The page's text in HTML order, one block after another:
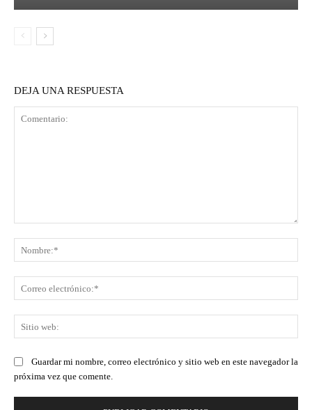
DEJA UNA RESPUESTA
Guardar mi nombre, correo electrónico y sitio web en este navegador la
próxima vez que comente.